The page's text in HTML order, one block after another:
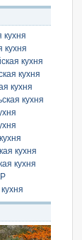
кухня
кухня
кухня
кухня
кухня
кухня
кухня
кухня